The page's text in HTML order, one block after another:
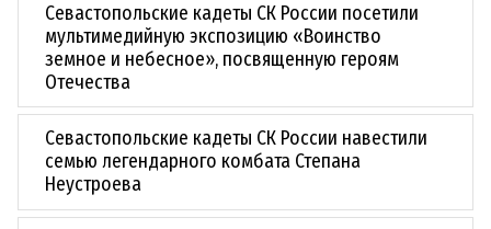
Севастопольские кадеты СК России посетили
мультимедийную экспозицию «Воинство
земное и небесное», посвященную героям
Отечества
Севастопольские кадеты СК России навестили
семью легендарного комбата Степана
Неустроева